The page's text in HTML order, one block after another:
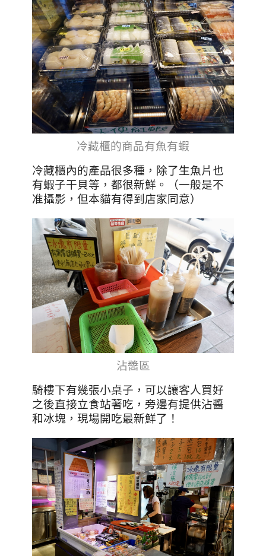
冷藏櫃的商品有魚有蝦
冷藏櫃內的產品很多種，除了生魚片也
有蝦子干貝等，都很新鮮。（一般是不
准攝影，但本貓有得到店家同意）
沾醬區
騎樓下有幾張小桌子，可以讓客人買好
之後直接立食站著吃，旁邊有提供沾醬
和冰塊，現場開吃最新鮮了！